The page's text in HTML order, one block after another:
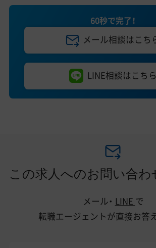
60秒で完了！
メール相談はこち
LINE相談はこちら
この求人へのお問い合わ
メール・ LINE で
転職エージェントが直接お答